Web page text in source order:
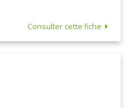
Consulter cette fiche